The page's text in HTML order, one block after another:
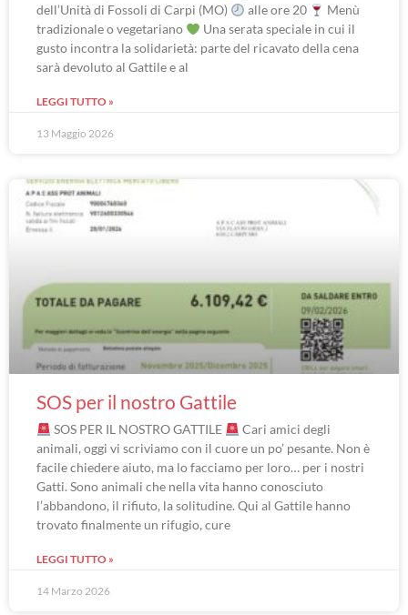
dell’Unità di Fossoli di Carpi (MO)
alle ore 20
Menù
tradizionale o vegetariano
Una serata speciale in cui il
gusto incontra la solidarietà: parte del ricavato della cena
sarà devoluto al Gattile e al
LEGGI TUTTO »
13 Maggio 2026
SOS per il nostro Gattile
SOS PER IL NOSTRO GATTILE
Cari amici degli
animali, oggi vi scriviamo con il cuore un po’ pesante. Non è
facile chiedere aiuto, ma lo facciamo per loro… per i nostri
Gatti. Sono animali che nella vita hanno conosciuto
l’abbandono, il rifiuto, la solitudine. Qui al Gattile hanno
trovato finalmente un rifugio, cure
LEGGI TUTTO »
14 Marzo 2026